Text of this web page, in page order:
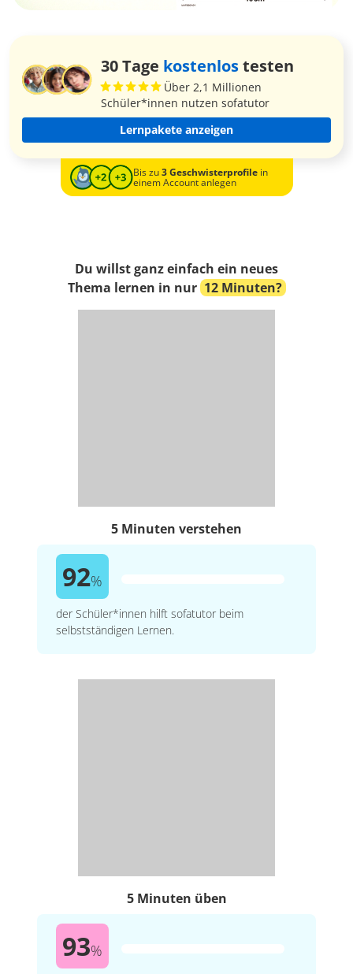
30 Tage kostenlostesten
Über 2,1 Millionen
Schüler*innen nutzen sofatutor
Lernpakete anzeigen
Bis zu3 Geschwisterprofilein
einem Account anlegen
Du willst ganz einfach ein neues
Thema lernen in nur 12 Minuten?
5 Minuten verstehen
92%
der Schüler*innen hilft sofatutor beim
selbstständigen Lernen.
5 Minuten üben
93%